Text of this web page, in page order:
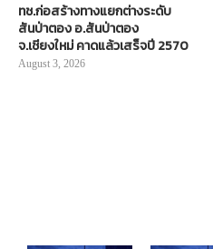
ทช.ก่อสร้างทางแยกต่างระดับ
สันป่าตอง อ.สันป่าตอง
จ.เชียงใหม่ คาดแล้วเสร็จปี 2570
August 3, 2026